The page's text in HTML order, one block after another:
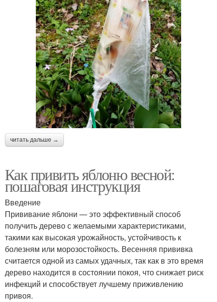
читать дальше →
Как привить яблоню весной:
пошаговая инструкция
Введение
Прививание яблони — это эффективный способ
получить дерево с желаемыми характеристиками,
такими как высокая урожайность, устойчивость к
болезням или морозостойкость. Весенняя прививка
считается одной из самых удачных, так как в это время
дерево находится в состоянии покоя, что снижает риск
инфекций и способствует лучшему приживлению
привоя.